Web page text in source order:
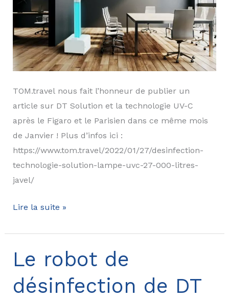
TOM.travel nous fait l’honneur de publier un
article sur DT Solution et la technologie UV-C
après le Figaro et le Parisien dans ce même mois
de Janvier ! Plus d’infos ici :
https://www.tom.travel/2022/01/27/desinfection-
technologie-solution-lampe-uvc-27-000-litres-
javel/
Desinfection
Solution
sur
Tom.travel
Lire la suite »
Le robot de
désinfection de DT